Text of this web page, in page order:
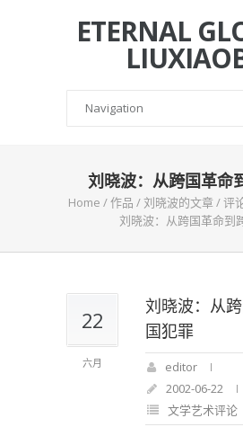
ETERNAL
刘晓波：从跨国革命
Home /作品 /刘晓波的文章/评
刘晓波：从跨国革命到
22
六月
刘晓波：从
国犯罪
editor
2002-06-22
文学艺术评论